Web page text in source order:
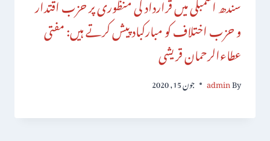
و حزب اختلاف کو مبارکباد پیش کرتے ہیں: مفتی
عطاءالرحمان قریشی
By
admin جون 15, 2020